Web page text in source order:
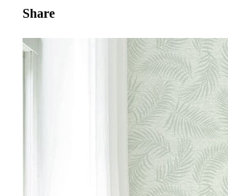
Share